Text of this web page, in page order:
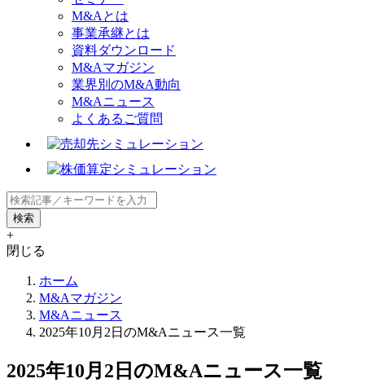
M&Aとは
事業承継とは
資料ダウンロード
M&Aマガジン
業界別のM&A動向
M&Aニュース
よくあるご質問
+
閉じる
ホーム
M&Aマガジン
M&Aニュース
2025年10月2日のM&Aニュース一覧
2025年10月2日のM&Aニュース一覧